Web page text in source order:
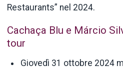
Restaurants” nel 2024.
Cachaça Blu e Márcio
tour
Giovedì 31 ottobre 2024